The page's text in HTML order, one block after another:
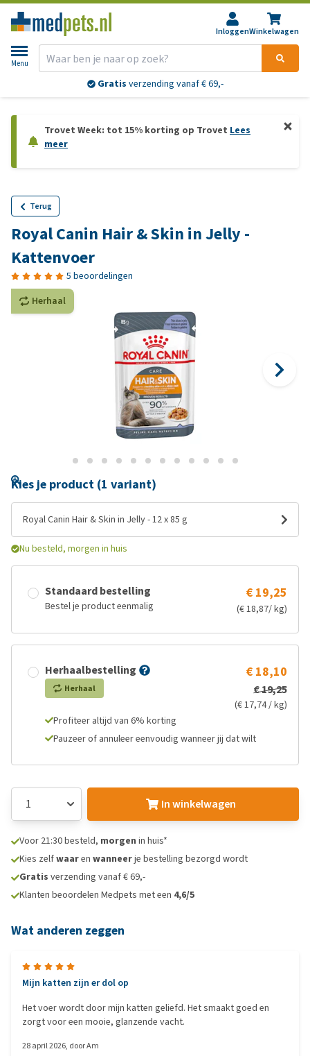
InloggenWinkelwagen
Menu
Gratis verzending vanaf € 69,-
Trovet Week: tot 15% korting op Trovet Lees
meer
Terug
Royal Canin Hair & Skin in Jelly -
Kattenvoer
5 beoordelingen
Herhaal
Kies je product (1 variant)
Royal Canin Hair & Skin in Jelly - 12 x 85 g
Nu besteld, morgen in huis
Standaard bestelling
Bestel je product eenmalig
€ 19,25
(€ 18,87/ kg)
Herhaalbestelling
Herhaal
€ 18,10
€ 19,25
(€ 17,74 / kg)
Profiteer altijd van 6% korting
Pauzeer of annuleer eenvoudig wanneer jij dat wilt
In winkelwagen
Voor 21:30 besteld, morgen in huis*
Kies zelfwaaren wanneerje bestelling bezorgd wordt
Gratis verzending vanaf € 69,-
Klanten beoordelen Medpets met een 4,6/5
Wat anderen zeggen
Mijn katten zijn er dol op
Het voer wordt door mijn katten geliefd. Het smaakt goed en
zorgt voor een mooie, glanzende vacht.
28 april 2026, doorAm